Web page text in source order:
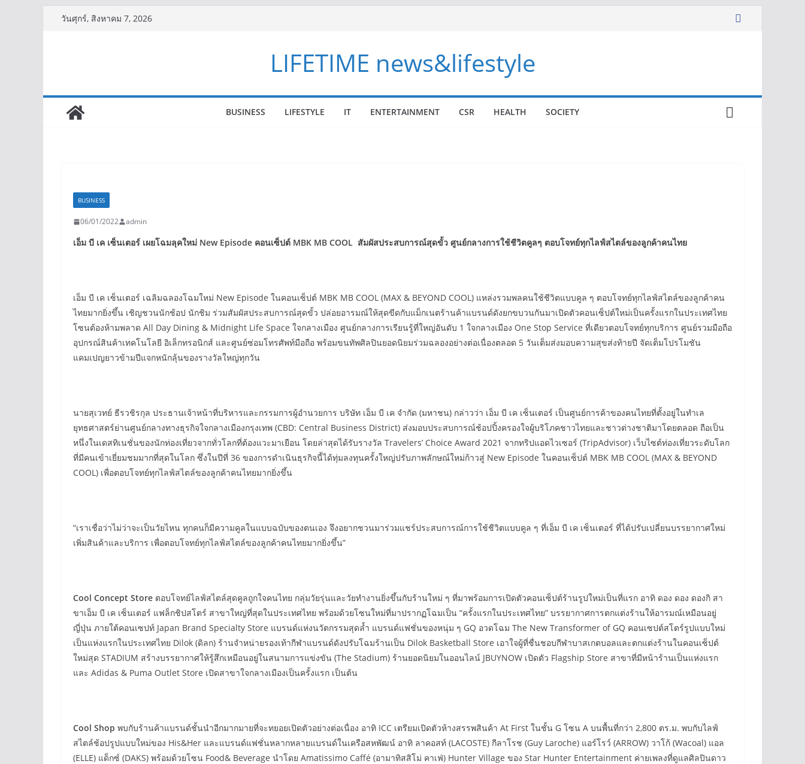
วันศุกร์, สิงหาคม 7, 2026
LIFETIME news&lifestyle
BUSINESS LIFESTYLE IT ENTERTAINMENT CSR HEALTH SOCIETY
BUSINESS
06/01/2022 admin
เอ็ม บี เค เซ็นเตอร์ เผยโฉมลุคใหม่ New Episode คอนเซ็ปต์ MBK MB COOL สัมผัสประสบการณ์สุดขั้ว ศูนย์กลางการใช้ชีวิตคูลๆ ตอบโจทย์ทุกไลฟ์สไตล์ของลูกค้าคนไทย
เอ็ม บี เค เซ็นเตอร์ เฉลิมฉลองโฉมใหม่ New Episode ในคอนเซ็ปต์ MBK MB COOL (MAX & BEYOND COOL) แหล่งรวมพลคนใช้ชีวิตแบบคูล ๆ ตอบโจทย์ทุกไลฟ์สไตล์ของลูกค้าคน
ไทยมากยิ่งขึ้น เชิญชวนนักช้อป นักชิม ร่วมสัมผัสประสบการณ์สุดขั้ว ปล่อยอารมณ์ให้สุดขีดกับแม็กเนตร้านค้าแบรนด์ดังยกขบวนกันมาเปิดตัวคอนเซ็ปต์ใหม่เป็นครั้งแรกในประเทศไทย
โซนต้องห้ามพลาด All Day Dining & Midnight Life Space ใจกลางเมือง ศูนย์กลางการเรียนรู้ที่ใหญ่อันดับ 1 ใจกลางเมือง One Stop Service ที่เดียวตอบโจทย์ทุกบริการ ศูนย์รวมมือถือ
อุปกรณ์สินค้าเทคโนโลยี อิเล็กทรอนิกส์ และศูนย์ซ่อมโทรศัพท์มือถือ พร้อมขนทัพศิลปินยอดนิยมร่วมฉลองอย่างต่อเนื่องตลอด 5 วันเต็มส่งมอบความสุขส่งท้ายปี จัดเต็มโปรโมชัน
แคมเปญยาวข้ามปีแจกหนักลุ้นของรางวัลใหญ่ทุกวัน
นายสุเวทย์ ธีรวชิรกุล ประธานเจ้าหน้าที่บริหารและกรรมการผู้อำนวยการ บริษัท เอ็ม บี เค จำกัด (มหาชน) กล่าวว่า เอ็ม บี เค เซ็นเตอร์ เป็นศูนย์การค้าของคนไทยที่ตั้งอยู่ในทำเล
ยุทธศาสตร์ย่านศูนย์กลางทางธุรกิจใจกลางเมืองกรุงเทพ (CBD: Central Business District) ส่งมอบประสบการณ์ช้อปปิ้งครองใจผู้บริโภคชาวไทยและชาวต่างชาติมาโดยตลอด ถือเป็น
หนึ่งในเดสทิเนชั่นของนักท่องเที่ยวจากทั่วโลกที่ต้องแวะมาเยือน โดยล่าสุดได้รับรางวัล Travelers’ Choice Award 2021 จากทริปแอดไวเซอร์ (TripAdvisor) เว็บไซต์ท่องเที่ยวระดับโลก
ที่มีคนเข้าเยี่ยมชมมากที่สุดในโลก ซึ่งในปีที่ 36 ของการดำเนินธุรกิจนี้ได้ทุ่มลงทุนครั้งใหญ่ปรับภาพลักษณ์ใหม่ก้าวสู่ New Episode ในคอนเซ็ปต์ MBK MB COOL (MAX & BEYOND
COOL) เพื่อตอบโจทย์ทุกไลฟ์สไตล์ของลูกค้าคนไทยมากยิ่งขึ้น
“เราเชื่อว่าไม่ว่าจะเป็นวัยไหน ทุกคนก็มีความคูลในแบบฉบับของตนเอง จึงอยากชวนมาร่วมแชร์ประสบการณ์การใช้ชีวิตแบบคูล ๆ ที่เอ็ม บี เค เซ็นเตอร์ ที่ได้ปรับเปลี่ยนบรรยากาศใหม่
เพิ่มสินค้าและบริการ เพื่อตอบโจทย์ทุกไลฟ์สไตล์ของลูกค้าคนไทยมากยิ่งขึ้น”
Cool Concept Store ตอบโจทย์ไลฟ์สไตล์สุดคูลถูกใจคนไทย กลุ่มวัยรุ่นและวัยทำงานยิ่งขึ้นกับร้านใหม่ ๆ ที่มาพร้อมการเปิดตัวคอนเซ็ปต์ร้านรูปใหม่เป็นที่แรก อาทิ ดอง ดอง ดองกิ สา
ขาเอ็ม บี เค เซ็นเตอร์ แฟล็กชิปสโตร์ สาขาใหญ่ที่สุดในประเทศไทย พร้อมด้วยโซนใหม่ที่มาปรากฏโฉมเป็น “ครั้งแรกในประเทศไทย” บรรยากาศการตกแต่งร้านให้อารมณ์เหมือนอยู่
ญี่ปุ่น ภายใต้คอนเซปท์ Japan Brand Specialty Store แบรนด์แห่งนวัตกรรมสุดล้ำ แบรนด์แฟชั่นของหนุ่ม ๆ GQ อวดโฉม The New Transformer of GQ คอนเซปต์สโตร์รูปแบบใหม่
เป็นแห่งแรกในประเทศไทย Dilok (ดิลก) ร้านจำหน่ายรองเท้ากีฬาแบรนด์ดังปรับโฉมร้านเป็น Dilok Basketball Store เอาใจผู้ที่ชื่นชอบกีฬาบาสเกตบอลและตกแต่งร้านในคอนเซ็ปต์
ใหม่สุด STADIUM สร้างบรรยากาศให้รู้สึกเหมือนอยู่ในสนามการแข่งขัน (The Stadium) ร้านยอดนิยมในออนไลน์ JBUYNOW เปิดตัว Flagship Store สาขาที่มีหน้าร้านเป็นแห่งแรก
และ Adidas & Puma Outlet Store เปิดสาขาใจกลางเมืองเป็นครั้งแรก เป็นต้น
Cool Shop พบกับร้านค้าแบรนด์ชั้นนำอีกมากมายที่จะทยอยเปิดตัวอย่างต่อเนื่อง อาทิ ICC เตรียมเปิดตัวห้างสรรพสินค้า At First ในชั้น G โซน A บนพื้นที่กว่า 2,800 ตร.ม. พบกับไลฟ์
สไตล์ช้อปรูปแบบใหม่ของ His&Her และแบรนด์แฟชั่นหลากหลายแบรนด์ในเครือสหพัฒน์ อาทิ ลาคอสท์ (LACOSTE) กีลาโรช (Guy Laroche) แอร์โรว์ (ARROW) วาโก้ (Wacoal) แอล
(ELLE) แด็กซ์ (DAKS) พร้อมด้วยโซน Food& Beverage นำโดย Amatissimo Caffé (อามาทิสสิโม่ คาเฟ่) Hunter Village ของ Star Hunter Entertainment ค่ายเพลงที่ดูแลศิลปินดาว